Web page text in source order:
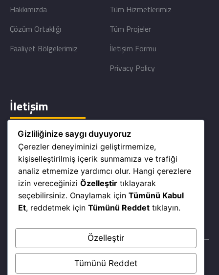
Hakkımızda
Çözüm Ortaklığı
Faaliyet Bölgelerimiz
Tüm Hizmetlerimiz
Tüm Projeler
İletişim Formu
Privacy Policy
İletişim
Adalet mah. 2132/2 Sok. No:3 Kat:4 Ofis No:32 Bayraklı/
İZMİR
info@archmy.com
+90 232 368 68 46
www.archmy.com
Gizliliğinize saygı duyuyoruz
Çerezler deneyiminizi geliştirmemize,
kişiselleştirilmiş içerik sunmamıza ve trafiği
analiz etmemize yardımcı olur. Hangi çerezlere
izin vereceğinizi Özelleştir tıklayarak
seçebilirsiniz. Onaylamak için Tümünü Kabul
Et, reddetmek için Tümünü Reddet tıklayın.
Özelleştir
Tümünü Reddet